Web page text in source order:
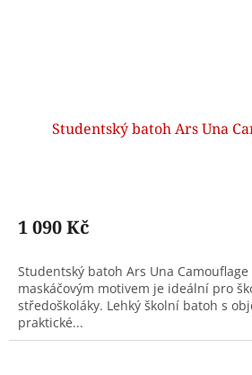
Studentský batoh Ars Una
1 090 Kč
Studentský batoh Ars Una
maskáčovým motivem je ideální pro
středoškoláky. Lehký školní batoh s
praktické...